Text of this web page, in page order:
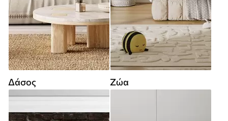
Δάσος Ζώα